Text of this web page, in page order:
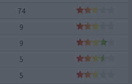
74
9
9
5
5